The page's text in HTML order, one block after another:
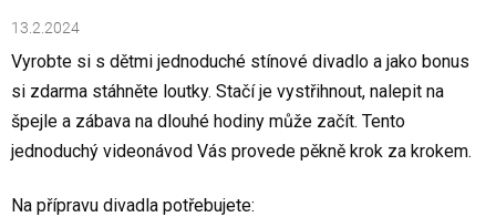
13.2.2024
Vyrobte si s dětmi jednoduché stínové divadlo a jako bonus
si zdarma stáhněte loutky. Stačí je vystřihnout, nalepit na
špejle a zábava na dlouhé hodiny může začít. Tento
jednoduchý videonávod Vás provede pěkně krok za krokem.
Na přípravu divadla potřebujete: